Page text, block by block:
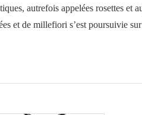
autrefois appelées rosettes et
et de millefiori s’est poursuivie